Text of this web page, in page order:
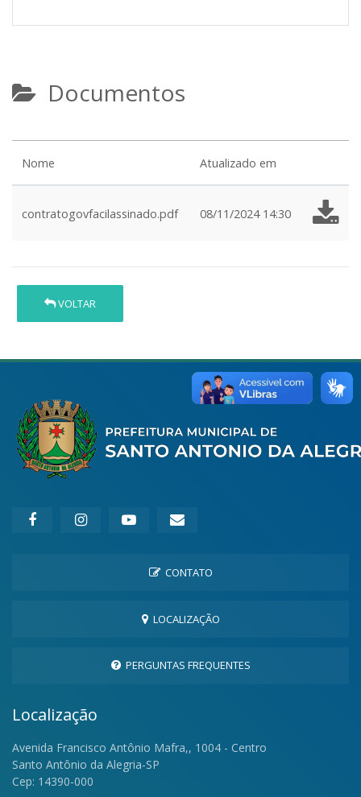
Documentos
Nome Atualizado em
contratogovfacilassinado.pdf 08/11/2024 14:30
VOLTAR
CONTATO
LOCALIZAÇÃO
PERGUNTAS FREQUENTES
Localização
Avenida Francisco Antônio Mafra,, 1004 - Centro
Santo Antônio da Alegria-SP
Cep: 14390-000